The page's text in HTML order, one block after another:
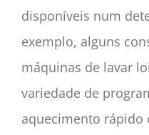
disponíveis num
exemplo, alguns
máquinas de lavar
variedade de
aquecimento rápido